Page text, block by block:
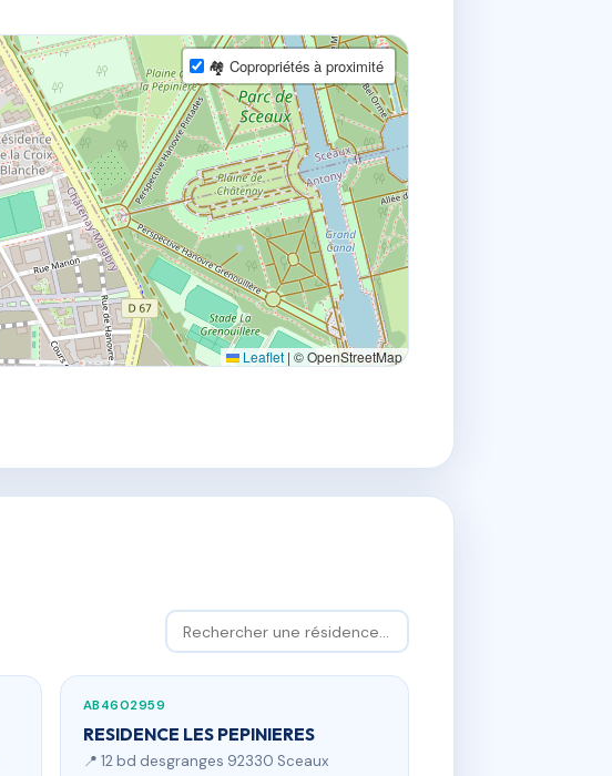
🏘 Copropriétés à proximité
Leaflet | © OpenStreetMap
AB4602959
RESIDENCE LES PEPINIERES
📍 12 bd desgranges 92330 Sceaux